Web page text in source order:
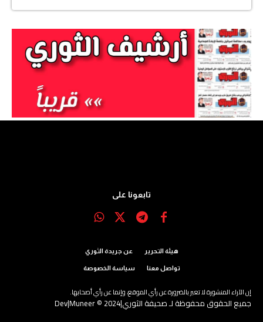
تابعونا على
هيئة التحرير عن جريدة الثوري
تواصل معنا سياسة الخصوصة
إن الآراء المنشورة لا تعبر بالضرورة عن رأي الموقع، وإنما عن رأي أصحابها.
جميع الحقوق محفوظة لـ صحيفة الثوري|2024 © Dev|Muneer